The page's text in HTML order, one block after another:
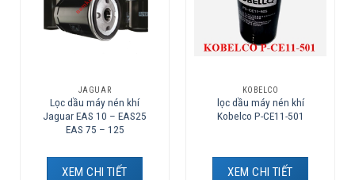
JAGUAR
Lọc dầu máy nén khí
Jaguar EAS 10 – EAS25
EAS 75 – 125
XEM CHI TIẾT
KOBELCO
lọc dầu máy nén khí
Kobelco P-CE11-501
XEM CHI TIẾT